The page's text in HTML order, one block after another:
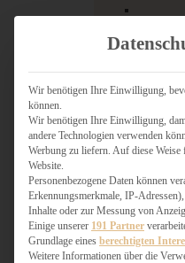
Wir benötigen Ihre Einwilligung,
können.
Wir benötigen Ihre Einwilligung,
andere Technologien verwenden
Werbung zu liefern. Auf diese
Website.
Personenbezogene Daten können
Erkennungsmerkmale, IP-
Inhalte oder zur Messung von
Einige unserer 191 Partner
Grundlage eines berechtigten
Weitere Informationen über die